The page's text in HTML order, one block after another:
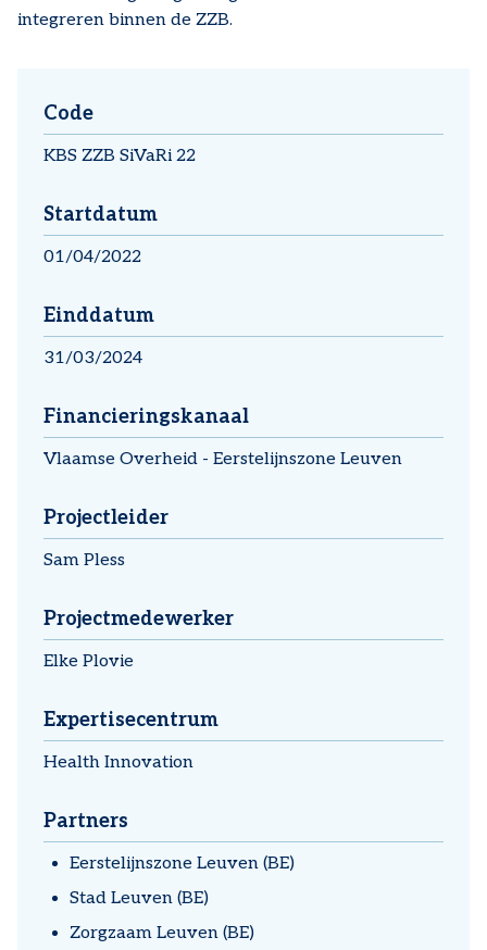
integreren binnen de ZZB.
Code
KBS ZZB SiVaRi 22
Startdatum
01/04/2022
Einddatum
31/03/2024
Financieringskanaal
Vlaamse Overheid - Eerstelijnszone Leuven
Projectleider
Sam Pless
Projectmedewerker
Elke Plovie
Expertisecentrum
Health Innovation
Partners
Eerstelijnszone Leuven (BE)
Stad Leuven (BE)
Zorgzaam Leuven (BE)